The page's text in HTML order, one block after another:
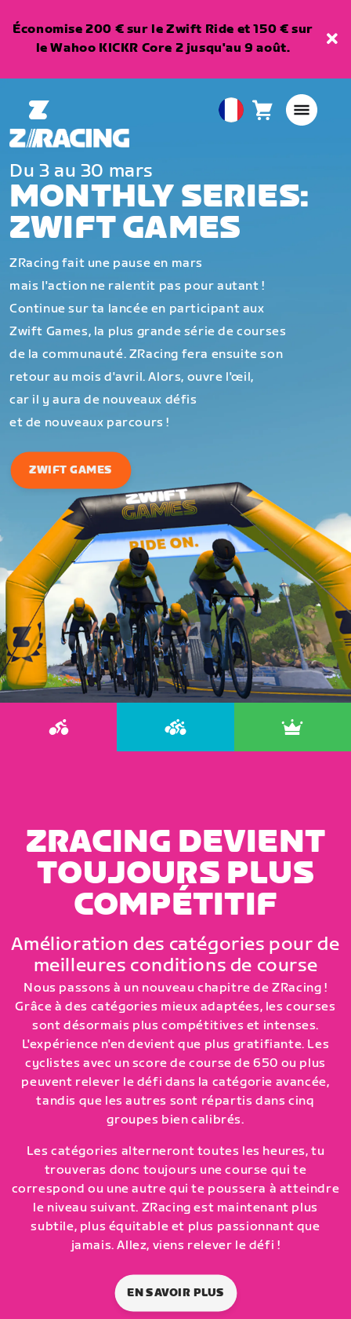
Économise 200 € sur le Zwift Ride et 150 € sur
le Wahoo KICKR Core 2 jusqu'au 9 août.
EuropeanPanier0
Du 3 au 30 mars
MONTHLY SERIES:
ZWIFT GAMES
ZRacing fait une pause en mars
mais l'action ne ralentit pas pour autant !
Continue sur ta lancée en participant aux
Zwift Games, la plus grande série de courses
de la communauté. ZRacing fera ensuite son
retour au mois d'avril. Alors, ouvre l'œil,
car il y aura de nouveaux défis
et de nouveaux parcours !
ZWIFT GAMES
ZRACING DEVIENT
TOUJOURS PLUS
COMPÉTITIF
Amélioration des catégories pour de
meilleures conditions de course
Nous passons à un nouveau chapitre de ZRacing !
Grâce à des catégories mieux adaptées, les courses
sont désormais plus compétitives et intenses.
L'expérience n'en devient que plus gratifiante. Les
cyclistes avec un score de course de 650 ou plus
peuvent relever le défi dans la catégorie avancée,
tandis que les autres sont répartis dans cinq
groupes bien calibrés.
Les catégories alterneront toutes les heures, tu
trouveras donc toujours une course qui te
correspond ou une autre qui te poussera à atteindre
le niveau suivant. ZRacing est maintenant plus
subtile, plus équitable et plus passionnant que
jamais. Allez, viens relever le défi !
EN SAVOIR PLUS